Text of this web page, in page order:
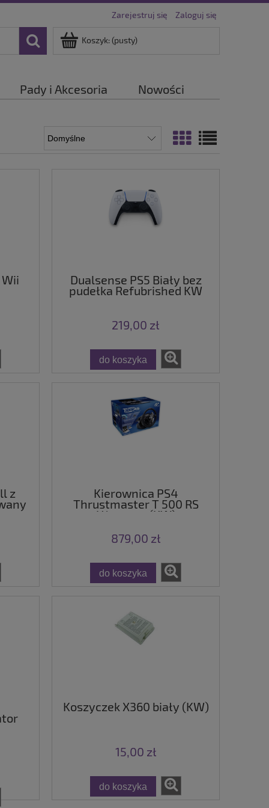
Zarejestruj się Zaloguj się
Koszyk: (pusty)
Pady i Akcesoria Nowości
Dualsense PS5 Biały bez
pudełka Refubrished KW
219,00 zł
do koszyka
z Kierownica PS4
Thrustmaster T 500 RS
Używana (KW)
879,00 zł
do koszyka
Koszyczek X360 biały (KW)
15,00 zł
do koszyka